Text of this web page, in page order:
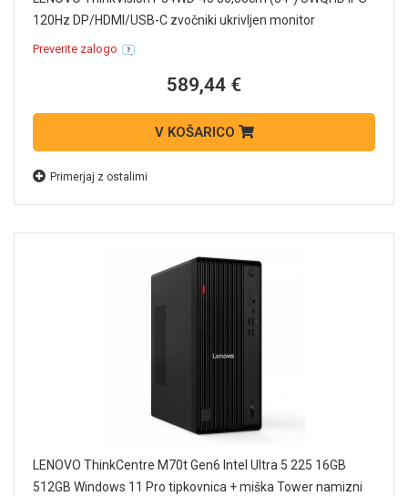
120Hz DP/HDMI/USB-C zvočniki ukrivljen monitor
64ADGAT1EU
Preverite zalogo
589,44 €
V KOŠARICO
Primerjaj z ostalimi
LENOVO ThinkCentre M70t Gen6 Intel Ultra 5 225 16GB
512GB Windows 11 Pro tipkovnica + miška Tower namizni